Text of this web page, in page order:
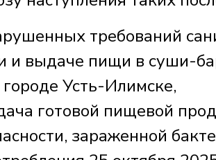
требований
и выдаче пищи в суши-
Усть-Илимске,
готовой пищевой
зараженной